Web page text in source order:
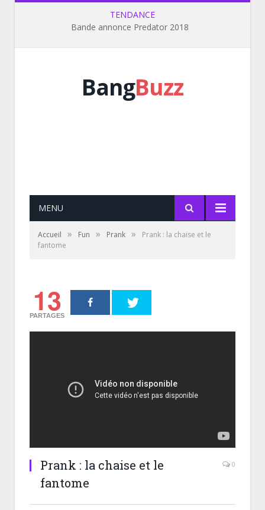
TENDANCE
Bande annonce Predator 2018
BangBuzz
MENU
Accueil » Fun » Prank »
Prank : la chaise et le
fantome
13
PARTAGES
Prank : la chaise et le
fantome
0